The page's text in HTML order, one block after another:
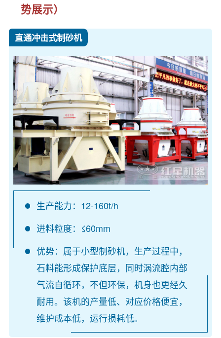
势展示）
直通冲击式制砂机
生产能力：12-160t/h
进料粒度：≤60mm
优势：属于小型制砂机，生产过程中，
石料能形成保护底层，同时涡流腔内部
气流自循环，不但环保，机身也更经久
耐用。该机的产量低、对应价格便宜，
维护成本低，运行损耗低。